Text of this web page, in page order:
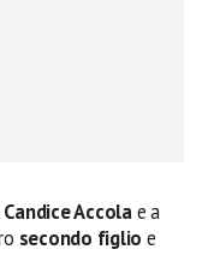
Candice Accolae a
secondo figlio e